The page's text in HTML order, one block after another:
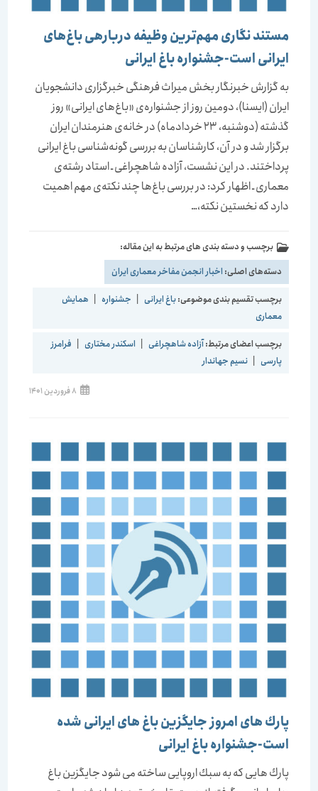
مستند نگاری مهم‌ترين وظيفه دربارهی باغ‌های
ايرانی است-جشنواره باغ ایرانی
به گزارش خبرنگار بخش میراث فرهنگی خبرگزاری دانشجویان
ایران (ایسنا)، دومین روز از جشنواره‌ی «باغ‌های ایرانی» روز
گذشته (دوشنبه، 23 خردادماه) در خانه‌ی هنرمندان ایران
برگزار شد و در آن، كارشناسان به بررسی گونه‌شناسی باغ ایرانی
پرداختند. در این نشست، آزاده شاهچراغی ـ استاد رشته‌ی
معماری ـ اظهار كرد: در بررسی باغ‌ها چند نكته‌ی مهم اهمیت
دارد كه نخستین نكته،…
برچسب و دسته بندی های مرتبط به این مقاله:
دسته‌های اصلی:اخبار انجمن مفاخر معماری ایران
برچسب تقسیم بندی موضوعی:باغ ایرانی | جشنواره |
همایش
معماری
برچسب اعضای مرتبط:آزاده شاهچراغی | اسكندر مختاری |
فرامرز
پارسی | نسیم جهاندار
نوشته
منتشر
8 فروردین 1401
پارك های امروز جایگزین باغ های ایرانی شده
است-جشنواره باغ ایرانی
پارك هایی كه به سبك اروپایی ساخته می شود جایگزین باغ